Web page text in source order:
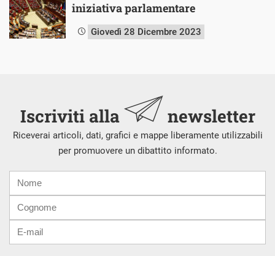
iniziativa parlamentare
Giovedì 28 Dicembre 2023
Iscriviti alla newsletter
Riceverai articoli, dati, grafici e mappe liberamente utilizzabili
per promuovere un dibattito informato.
mail